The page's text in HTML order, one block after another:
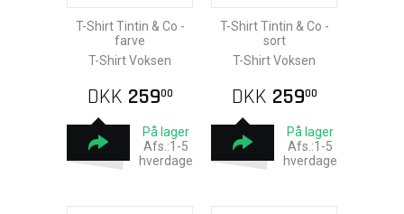
T-Shirt Tintin & Co -
farve
T-Shirt Voksen
DKK 25900
På lager
Afs.:1-5
hverdage
T-Shirt Tintin & Co -
sort
T-Shirt Voksen
DKK 25900
På lager
Afs.:1-5
hverdage